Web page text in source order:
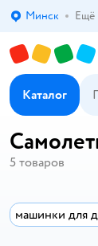
Выбор адреса
Минск Ещё
Каталог
5 товаров
машинки для